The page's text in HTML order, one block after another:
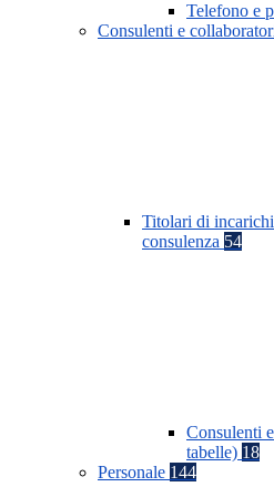
Telefono e
Consulenti e
Titolari di
consulenza 54
Consulenti
tabelle) 18
Personale 144